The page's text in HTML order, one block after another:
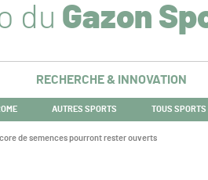
du Gazon
RECHERCHE & INNOVATION
AUTRES SPORTS TOUS SPORTS
de semences pourront rester ouverts